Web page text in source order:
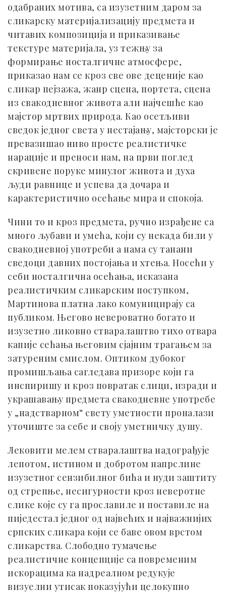
одабраних мотива, са изузетним даром за
сликарску материјализацију предмета и
читавих композиција и приказивање
текстуре материјала, уз тежњу за
формирање носталгичне атмосфере,
приказао нам се кроз све ове деценије као
сликар пејзажа, жанр сцена, портета, сцена
из свакодневног живота али најчешће као
мајстор мртвих природа. Као осетљиви
сведок једног света у нестајању, мајсторски је
превазишао ниво просте реалистичке
нарације и преноси нам, на први поглед
скривене поруке минулог живота и духа
људи равнице и успева да дочара и
карактеристично осећање мира и спокоја.
Чини то и кроз предмета, ручно израђене са
много љубави и умећа, који су некада били у
свакодневној употреби а нама су танани
сведоци давних постојања и хтења. Носећи у
себи носталгична осећања, исказана
реалистичким сликарским поступком,
Мартинова платна лако комуницирају са
публиком. Његово невероватно богато и
изузетно ликовно стваралаштво тихо отвара
капије сећања његовим сјајним трагањем за
затуреним смислом. Оптиком дубоког
промишљања сагледава призоре који га
инспиришу и кроз повратак слици, изради и
украшавању предмета свакодневне употребе
у „надстварном“ свету уметности проналази
уточиште за себе и своју уметничку душу.
Лековити мелем стваралаштва надограђује
лепотом, истином и добротом напрслине
изузетног сензибилног бића и нуди заштиту
од стрепње, несигурности кроз неверотне
слике које су га прославиле и поставиле на
пиједестал једног од највећих и најважнијих
српских сликара који се баве овом врстом
сликарства. Слободно тумачење
реалистичне концепције са повременим
искорацима ка надреалном редукује
визуелни утисак показујући целокупно